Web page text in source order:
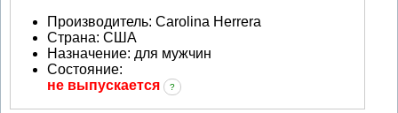
Производитель: Carolina Herrera
Страна: США
Назначение: для мужчин
Состояние:
не выпускается
?